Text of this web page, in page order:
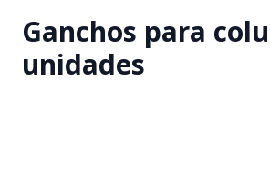
Ganchos para
unidades